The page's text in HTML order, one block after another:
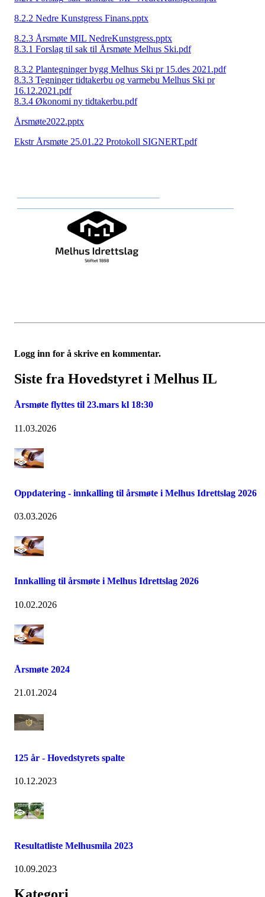
8.2.2 Nedre Kunstgress Finans.pptx
8.2.3 Årsmøte MIL NedreKunstgress.pptx
8.3.1 Forslag til sak til Årsmøte Melhus Ski.pdf
8.3.2 Plantegninger bygg Melhus Ski pr 15.des 2021.pdf
8.3.3 Tegninger tidtakerbu og varmebu Melhus Ski pr
16.12.2021.pdf
8.3.4 Økonomi ny tidtakerbu.pdf
Årsmøte2022.pptx
Ekstr Årsmøte 25.01.22 Protokoll SIGNERT.pdf
Logg inn for å skrive en kommentar.
Siste fra Hovedstyret i Melhus IL
Årsmøte flyttes til 23.mars kl 18:30
11.03.2026
Oppdatering - innkalling til årsmøte i Melhus Idrettslag 2026
03.03.2026
Innkalling til årsmøte i Melhus Idrettslag 2026
10.02.2026
Årsmøte 2024
21.01.2024
125 år - Hovedstyrets spalte
10.12.2023
Resultatliste Melhusmila 2023
10.09.2023